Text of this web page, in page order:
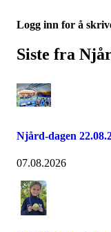
Logg inn for å
Siste fra
Njård-dagen
07.08.2026